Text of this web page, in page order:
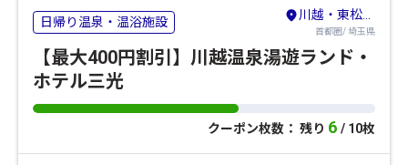
日帰り温泉・温浴施設 川越・東松山・志木・和光
首都圏/ 埼玉県
【最大400円割引】川越温泉湯遊ランド・
ホテル三光
クーポン枚数： 残り 6 / 10枚